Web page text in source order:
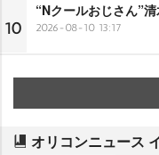
10
“Nクールおじさん”
2026-08-10 13:17
オリコンニュース